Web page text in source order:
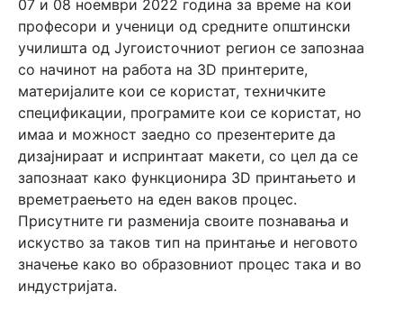
07 и 08 ноември 2022 година за време на кои
професори и ученици од средните општински
училишта од Југоисточниот регион се запознаа
со начинот на работа на 3D принтерите,
материјалите кои се користат, техничките
спецификации, програмите кои се користат, но
имаа и можност заедно со презентерите да
дизајнираат и испринтаат макети, со цел да се
запознаат како функционира 3D принтањето и
времетраењето на еден ваков процес.
Присутните ги разменија своите познавања и
искуство за таков тип на принтање и неговото
значење како во образовниот процес така и во
индустријата.